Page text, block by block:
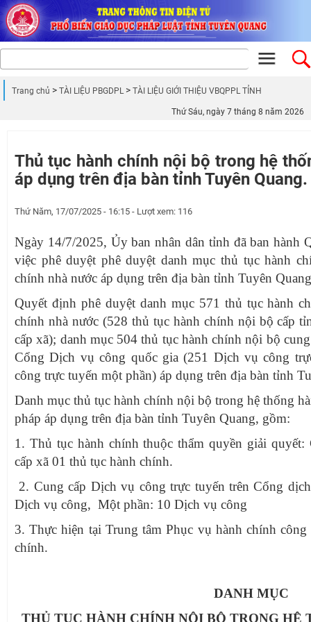
Trang chủ TÀI LIỆU PBGDPL TÀI LIỆU GIỚI THIỆU VBQPPL TỈNH
Thứ Sáu, ngày 7 tháng 8 năm 2026
Thủ tục hành chính nội bộ trong hệ
áp dụng trên địa bàn tỉnh Tuyên Quang.
Thứ Năm, 17/07/2025 - 16:15 - Lượt xem: 116
Ngày 14/7/2025, Ủy ban nhân dân tỉnh đã ban
việc phê duyệt phê duyệt danh mục thủ tục hành
chính nhà nước áp dụng trên địa bàn tỉnh Tuyên
Quyết định phê duyệt danh mục 571 thủ tục hành
chính nhà nước (528 thủ tục hành chính nội bộ cấp
cấp xã); danh mục 504 thủ tục hành chính nội bộ
Cổng Dịch vụ công quốc gia (251 Dịch vụ công
công trực tuyến một phần) áp dụng trên địa bàn tỉnh
Danh mục thủ tục hành chính nội bộ trong hệ thống
pháp áp dụng trên địa bàn tỉnh Tuyên Quang, gồm:
1. Thủ tục hành chính thuộc thẩm quyền giải
cấp xã 01 thủ tục hành chính.
2. Cung cấp Dịch vụ công trực tuyến trên Cổng
Dịch vụ công, Một phần: 10 Dịch vụ công
3. Thực hiện tại Trung tâm Phục vụ hành chính
chính.
DANH MỤC
THỦ TỤC HÀNH CHÍNH NỘI BỘ TRONG HỆ